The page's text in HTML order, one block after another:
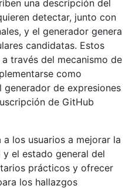
una descripción del
detectar, junto con
y el generador genera
candidatas. Estos
través del mecanismo de
como
generador de expresiones
de GitHub
los usuarios a mejorar la
el estado general del
prácticos y ofrecer
los hallazgos